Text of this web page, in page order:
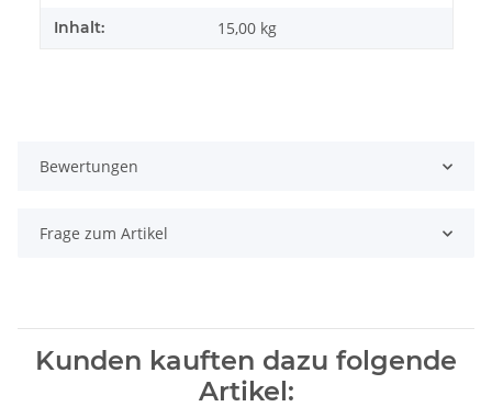
Inhalt: 15,00 kg
Bewertungen
Frage zum Artikel
Kunden kauften dazu folgende
Artikel: